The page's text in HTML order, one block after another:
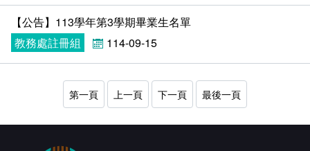
【公告】113學年第3學期畢業生名單
教務處註冊組
114-09-15
第一頁 上一頁 下一頁 最後一頁